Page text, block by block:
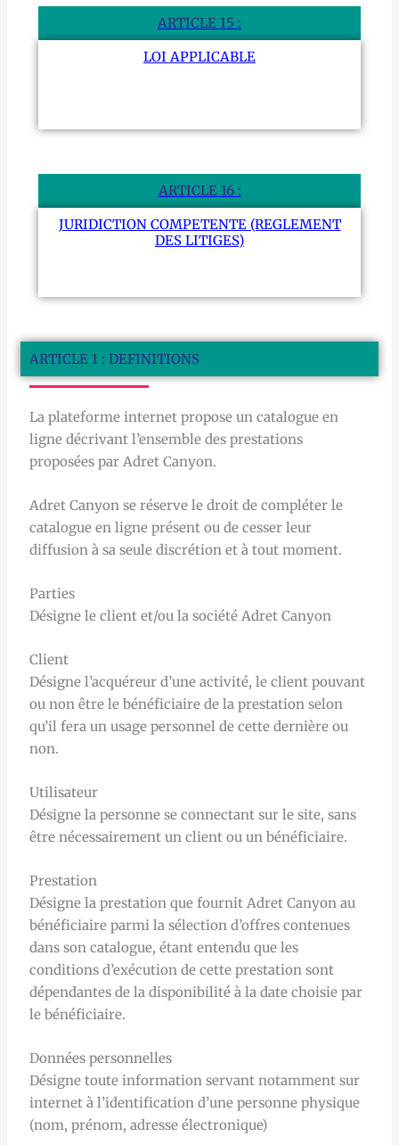
ARTICLE 15 :
LOI APPLICABLE
ARTICLE 16 :
JURIDICTION COMPETENTE (REGLEMENT
DES LITIGES)
ARTICLE 1 : DEFINITIONS
La plateforme internet propose un catalogue en
ligne décrivant l’ensemble des prestations
proposées par Adret Canyon.
Adret Canyon se réserve le droit de compléter le
catalogue en ligne présent ou de cesser leur
diffusion à sa seule discrétion et à tout moment.
Parties
Désigne le client et/ou la société Adret Canyon
Client
Désigne l’acquéreur d’une activité, le client pouvant
ou non être le bénéficiaire de la prestation selon
qu’il fera un usage personnel de cette dernière ou
non.
Utilisateur
Désigne la personne se connectant sur le site, sans
être nécessairement un client ou un bénéficiaire.
Prestation
Désigne la prestation que fournit Adret Canyon au
bénéficiaire parmi la sélection d’offres contenues
dans son catalogue, étant entendu que les
conditions d’exécution de cette prestation sont
dépendantes de la disponibilité à la date choisie par
le bénéficiaire.
Données personnelles
Désigne toute information servant notamment sur
internet à l’identification d’une personne physique
(nom, prénom, adresse électronique)